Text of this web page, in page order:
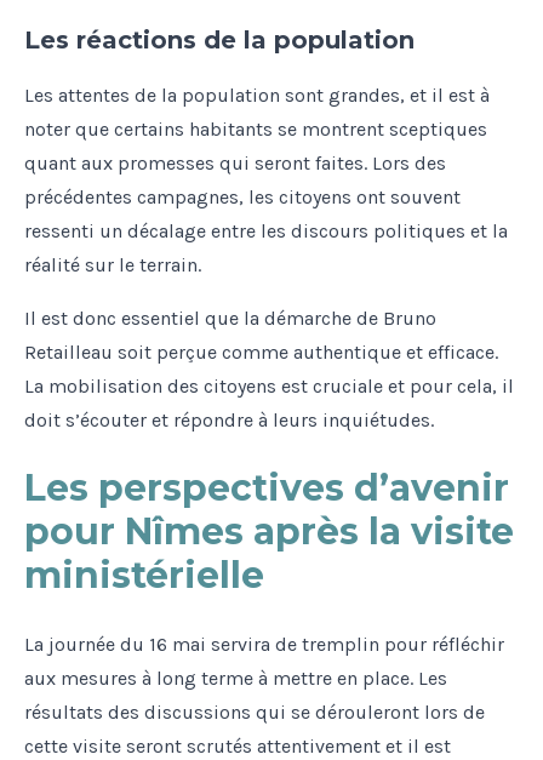
Les réactions de la population
Les attentes de la population sont grandes, et il est à
noter que certains habitants se montrent sceptiques
quant aux promesses qui seront faites. Lors des
précédentes campagnes, les citoyens ont souvent
ressenti un décalage entre les discours politiques et la
réalité sur le terrain.
Il est donc essentiel que la démarche de Bruno
Retailleau soit perçue comme authentique et efficace.
La mobilisation des citoyens est cruciale et pour cela, il
doit s’écouter et répondre à leurs inquiétudes.
Les perspectives d’avenir
pour Nîmes après la visite
ministérielle
La journée du 16 mai servira de tremplin pour réfléchir
aux mesures à long terme à mettre en place. Les
résultats des discussions qui se dérouleront lors de
cette visite seront scrutés attentivement et il est